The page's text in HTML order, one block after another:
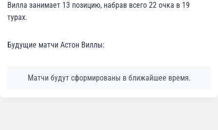
Вилла занимает 13 позицию, набрав всего 22 очка в 19
турах.
Будущие матчи Астон Виллы:
Матчи будут сформированы в ближайшее время.